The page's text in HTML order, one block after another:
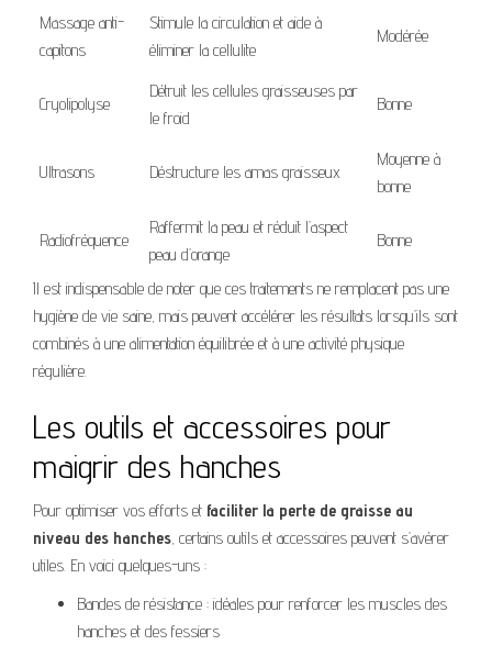
Massage anti-
capitons
Stimule la circulation et aide à
éliminer la cellulite
Modérée
Cryolipolyse
Détruit les cellules graisseuses par
le froid
Bonne
Ultrasons Déstructure les amas graisseux
Moyenne à
bonne
Radiofréquence
Raffermit la peau et réduit l’aspect
peau d’orange
Bonne
Il est indispensable de noter que ces traitements ne remplacent pas une
hygiène de vie saine, mais peuvent accélérer les résultats lorsqu’ils sont
combinés à une alimentation équilibrée et à une activité physique
régulière.
Les outils et accessoires pour
maigrir des hanches
Pour optimiser vos efforts et faciliter la perte de graisse au
niveau des hanches, certains outils et accessoires peuvent s’avérer
utiles. En voici quelques-uns :
Bandes de résistance : idéales pour renforcer les muscles des
hanches et des fessiers